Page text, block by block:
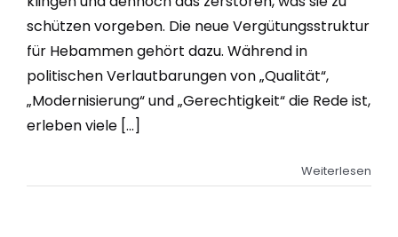
schützen vorgeben. Die neue Vergütungsstruktur
für Hebammen gehört dazu. Während in
politischen Verlautbarungen von „Qualität“,
„Modernisierung“ und „Gerechtigkeit“ die Rede ist,
erleben viele [...]
Weiterlesen